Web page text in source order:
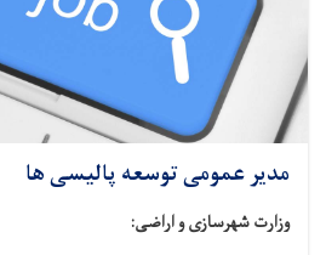
مدیر عمومی توسعه پالیسی ها
وزارت شهرسازی و اراضی: